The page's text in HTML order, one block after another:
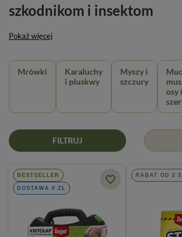
szkodnikom i insektom
Pokaż więcej
Mrówki
Karaluchy
i pluskwy
Myszy i
szczury
osy i
FILTRUJ
BESTSELLER
DOSTAWA 0 ZŁ
RABAT OD 2